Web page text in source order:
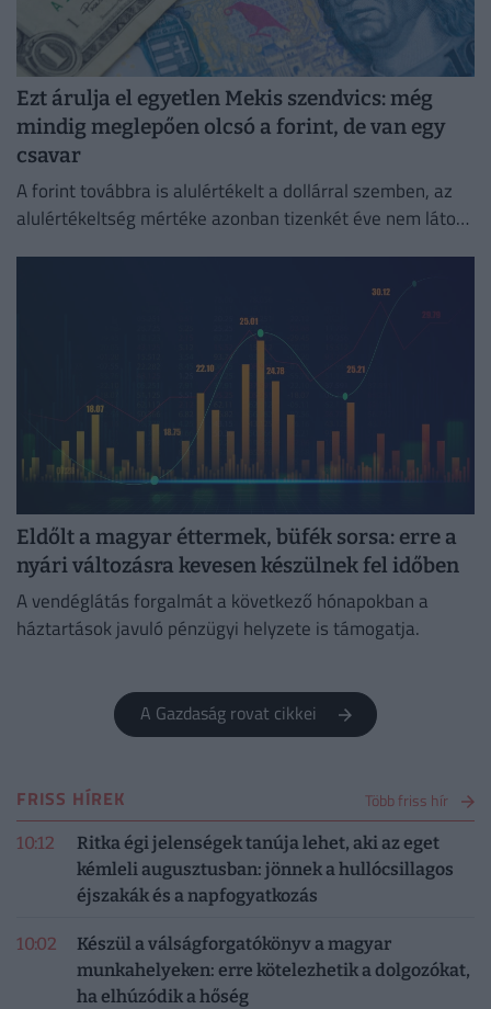
Ezt árulja el egyetlen Mekis szendvics: még
mindig meglepően olcsó a forint, de van egy
csavar
A forint továbbra is alulértékelt a dollárral szemben, az
alulértékeltség mértéke azonban tizenkét éve nem látott
Eldőlt a magyar éttermek, büfék sorsa: erre a
nyári változásra kevesen készülnek fel időben
A vendéglátás forgalmát a következő hónapokban a
háztartások javuló pénzügyi helyzete is támogatja.
A Gazdaság rovat cikkei
FRISS HÍREK Több friss hír
10:12
Ritka égi jelenségek tanúja lehet, aki az eget
kémleli augusztusban: jönnek a hullócsillagos
éjszakák és a napfogyatkozás
10:02
Készül a válságforgatókönyv a magyar
munkahelyeken: erre kötelezhetik a dolgozókat,
ha elhúzódik a hőség